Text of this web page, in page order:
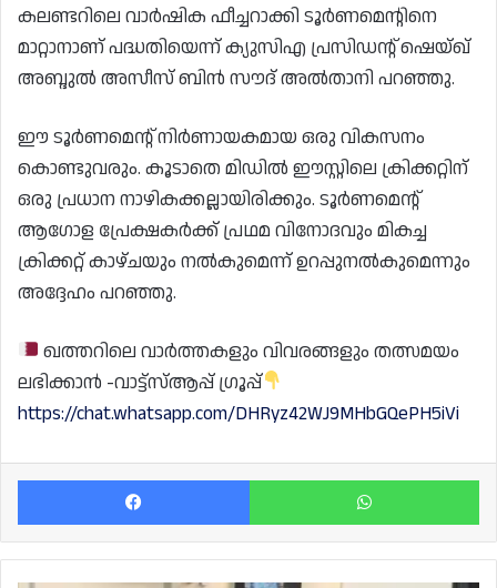
കലണ്ടറിലെ വാർഷിക ഫീച്ചറാക്കി ടൂർണമെന്റിനെ
മാറ്റാനാണ് പദ്ധതിയെന്ന് ക്യുസിഎ പ്രസിഡന്റ് ഷെയ്ഖ്
അബ്ദുൽ അസീസ് ബിൻ സൗദ് അൽതാനി പറഞ്ഞു.
ഈ ടൂർണമെന്റ് നിർണായകമായ ഒരു വികസനം
കൊണ്ടുവരും. കൂടാതെ മിഡിൽ ഈസ്റ്റിലെ ക്രിക്കറ്റിന്
ഒരു പ്രധാന നാഴികക്കല്ലായിരിക്കും. ടൂർണമെന്റ്
ആഗോള പ്രേക്ഷകർക്ക് പ്രഥമ വിനോദവും മികച്ച
ക്രിക്കറ്റ് കാഴ്ചയും നൽകുമെന്ന് ഉറപ്പുനൽകുമെന്നും
അദ്ദേഹം പറഞ്ഞു.
ഖത്തറിലെ വാർത്തകളും വിവരങ്ങളും തത്സമയം
ലഭിക്കാൻ -വാട്ട്സ്ആപ്പ് ഗ്രൂപ്പ്
https://chat.whatsapp.com/DHRyz42WJ9MHbGQePH5iVi
Facebook